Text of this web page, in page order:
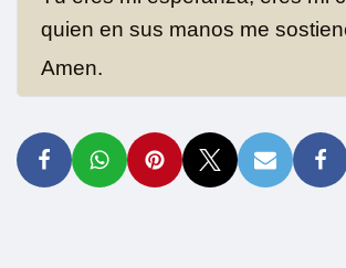
quien en sus manos me
Amen.